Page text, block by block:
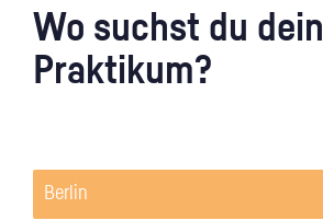
Wo suchst du dein
Praktikum?